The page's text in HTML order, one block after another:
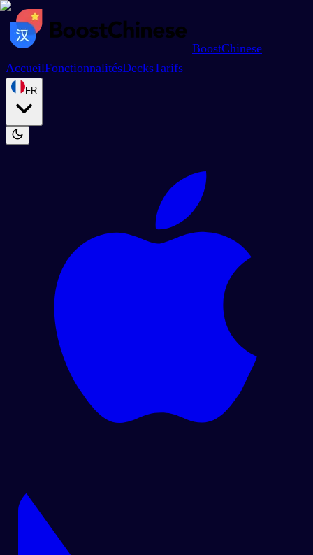
BoostChinese
AccueilFonctionnalitésDecksTarifs
FR